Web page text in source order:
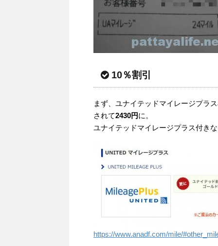
10％割引
まず、ユナイテッドマイレージプラ
されて2430円に。
ユナイテッドマイレージプラス付き
https://www.anadf.com/mile/